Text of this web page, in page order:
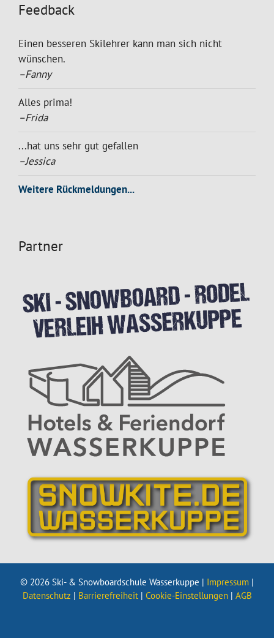
Feedback
Einen besseren Skilehrer kann man sich nicht
wünschen.
–Fanny
Alles prima!
–Frida
...hat uns sehr gut gefallen
–Jessica
Weitere Rückmeldungen...
Partner
© 2026 Ski- & Snowboardschule Wasserkuppe | Impressum |
Datenschutz | Barrierefreiheit| Cookie-Einstellungen| AGB